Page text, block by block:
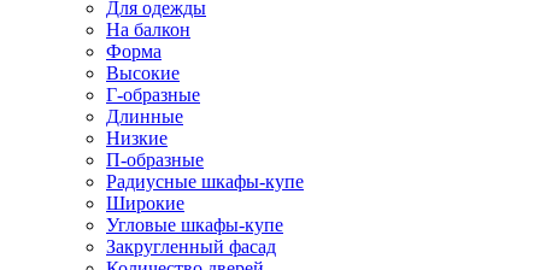
Для одежды
На балкон
Форма
Высокие
Г-образные
Длинные
Низкие
П-образные
Радиусные шкафы-купе
Широкие
Угловые шкафы-купе
Закругленный фасад